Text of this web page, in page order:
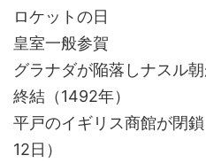
ロケットの日
皇室一般参賀
グラナダが陥落しナスル
終結（1492年）
平戸のイギリス商館が閉
12日）